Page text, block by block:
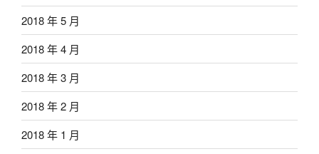
2018 年 5 月
2018 年 4 月
2018 年 3 月
2018 年 2 月
2018 年 1 月